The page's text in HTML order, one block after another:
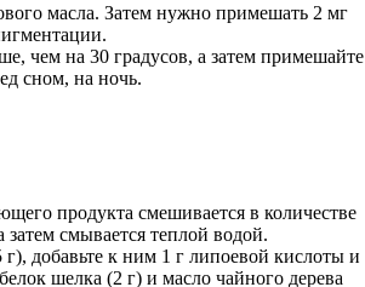
масла. Затем нужно примешать 2 мг
чем на 30 градусов, а затем примешайте
сном, на ночь.
продукта смешивается в количестве
смывается теплой водой.
добавьте к ним 1 г липоевой кислоты и
шелка (2 г) и масло чайного дерева